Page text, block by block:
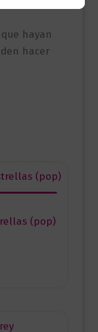
hayan
hacer
(pop)